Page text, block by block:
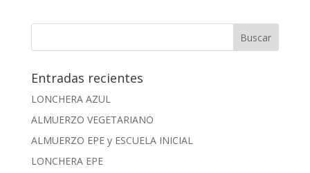
Entradas recientes
LONCHERA AZUL
ALMUERZO VEGETARIANO
ALMUERZO EPE y ESCUELA INICIAL
LONCHERA EPE